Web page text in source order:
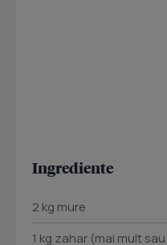
Ingrediente
2 kg mure
1 kg zahar (mai mult